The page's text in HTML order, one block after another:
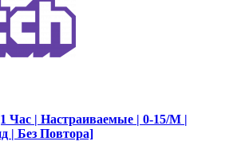
Час | Настраиваемые | 0-15/М |
| Без Повтора]